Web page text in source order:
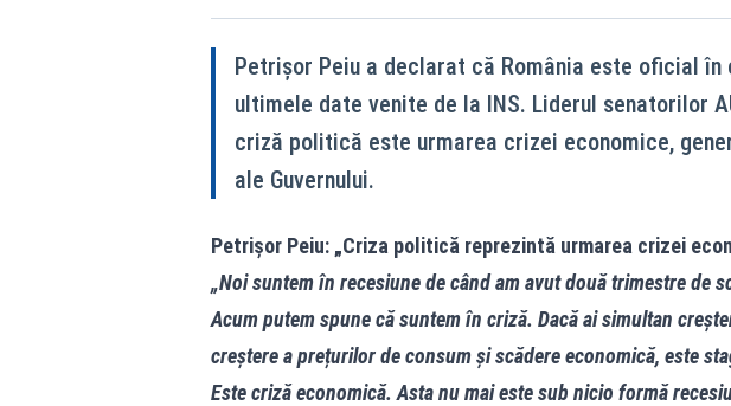
Petrișor Peiu a declarat că România este oficial în
ultimele date venite de la INS. Liderul senatorilor
criză politică este urmarea crizei economice,
ale Guvernului.
Petrișor Peiu: „Criza politică reprezintă urmarea crizei
„Noi suntem în recesiune de când am avut două trimestre de
Acum putem spune că suntem în criză. Dacă ai simultan
creștere a prețurilor de consum și scădere economică, este
Este criză economică. Asta nu mai este sub nicio formă